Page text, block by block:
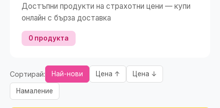
Достъпни продукти на страхотни цени — купи
онлайн с бърза доставка
0 продукта
Сортирай: Най-нови Цена ↑ Цена ↓
Намаление